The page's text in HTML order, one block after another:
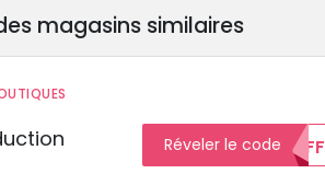
magasins similaires
Réveler le code10%OFF